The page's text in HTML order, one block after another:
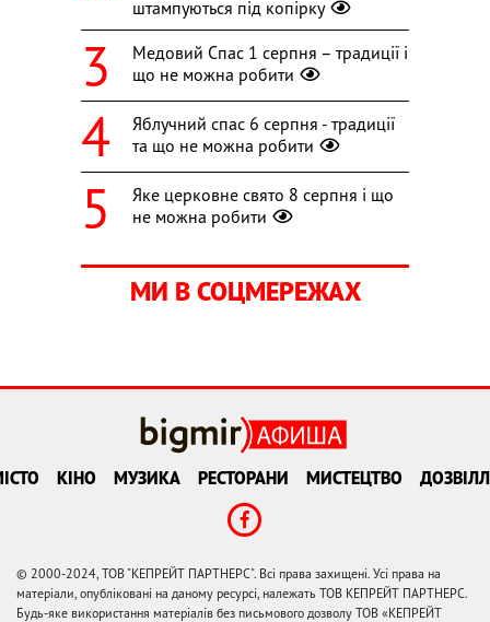
штампуються під копірку
Медовий Спас 1 серпня – традиції і
що не можна робити
Яблучний спас 6 серпня - традиції
та що не можна робити
Яке церковне свято 8 серпня і що
не можна робити
МИ В СОЦМЕРЕЖАХ
КІНО МУЗИКА РЕСТОРАНИ МИСТЕЦТВО
© 2000-2024, ТОВ "КЕПРЕЙТ ПАРТНЕРС". Всі права захищені. Усі права на
матеріали, опубліковані на даному ресурсі, належать ТОВ КЕПРЕЙТ ПАРТНЕРС.
Будь-яке використання матеріалів без письмового дозволу ТОВ «КЕПРЕЙТ